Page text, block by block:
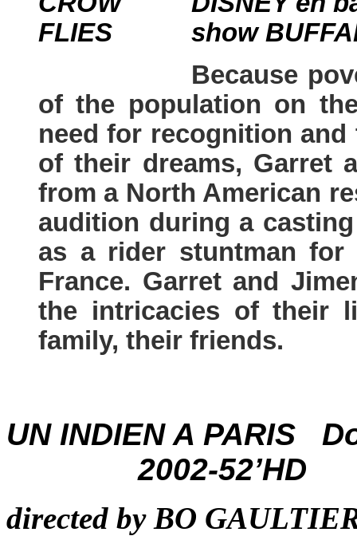
show
Because
of the population on
need for recognition
of their dreams, Garret
from a North American
audition during a
as a rider stuntman for
France. Garret and
the intricacies of their
family, their friends.
UN INDIEN A PARIS
2002-52’HD
directed by BO